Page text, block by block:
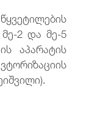
2 და მე-5
აპარატის